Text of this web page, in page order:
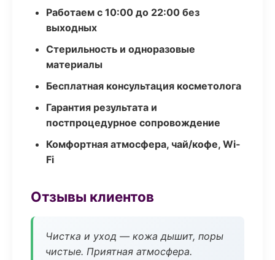
Работаем с 10:00 до 22:00 без
выходных
Стерильность и одноразовые
материалы
Бесплатная консультация косметолога
Гарантия результата и
постпроцедурное сопровождение
Комфортная атмосфера, чай/кофе, Wi-
Fi
Отзывы клиентов
Чистка и уход — кожа дышит, поры
чистые. Приятная атмосфера.